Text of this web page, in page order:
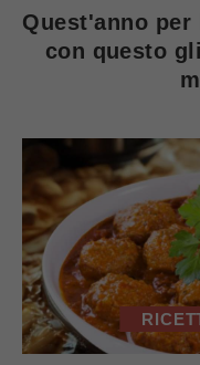
Quest'anno
con questo